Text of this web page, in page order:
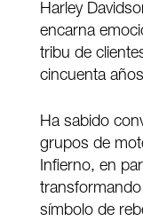
Harley
encarna
tribu de
cincuenta
Ha sabido
grupos de
Infierno, en
símbolo de